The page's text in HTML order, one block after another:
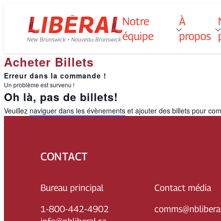
Skip
to
Homepage
Link
Notre
équipe
T
o
g
g
l
e
s
u
b
m
e
n
u
f o
r
N
o
t
r
e
q
u
i
p
e
À
propos
f
Acheter Billets
Erreur dans la commande !
Un problème est survenu !
Oh là, pas de billets!
Veuillez naviguer dans les évènements et ajouter des billets pour
CONTACT
Bureau principal
1-800-442-4902
Contact média